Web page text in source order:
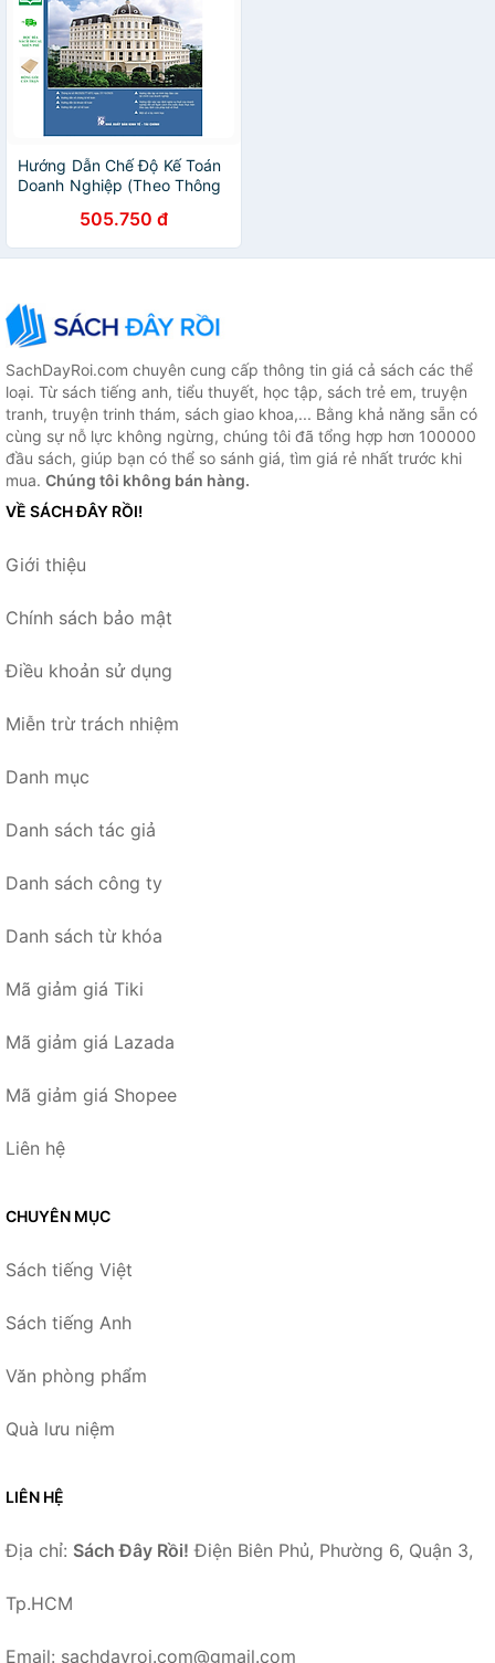
Hướng Dẫn Chế Độ Kế Toán
Doanh Nghiệp (Theo Thông
Dụ Minh Họa505.750 đ
SachDayRoi.com chuyên cung cấp thông tin giá cả sách các thể
loại. Từ sách tiếng anh, tiểu thuyết, học tập, sách trẻ em, truyện
tranh, truyện trinh thám, sách giao khoa,... Bằng khả năng sẵn có
cùng sự nỗ lực không ngừng, chúng tôi đã tổng hợp hơn 100000
đầu sách, giúp bạn có thể so sánh giá, tìm giá rẻ nhất trước khi
mua. Chúng tôi không bán hàng.
VỀ SÁCH ĐÂY RỒI!
Giới thiệu
Chính sách bảo mật
Điều khoản sử dụng
Miễn trừ trách nhiệm
Danh mục
Danh sách tác giả
Danh sách công ty
Danh sách từ khóa
Mã giảm giá Tiki
Mã giảm giá Lazada
Mã giảm giá Shopee
Liên hệ
CHUYÊN MỤC
Sách tiếng Việt
Sách tiếng Anh
Văn phòng phẩm
Quà lưu niệm
LIÊN HỆ
Địa chỉ: Sách Đây Rồi! Điện Biên Phủ, Phường 6, Quận 3,
Tp.HCM
Email: sachdayroi.com@gmail.com